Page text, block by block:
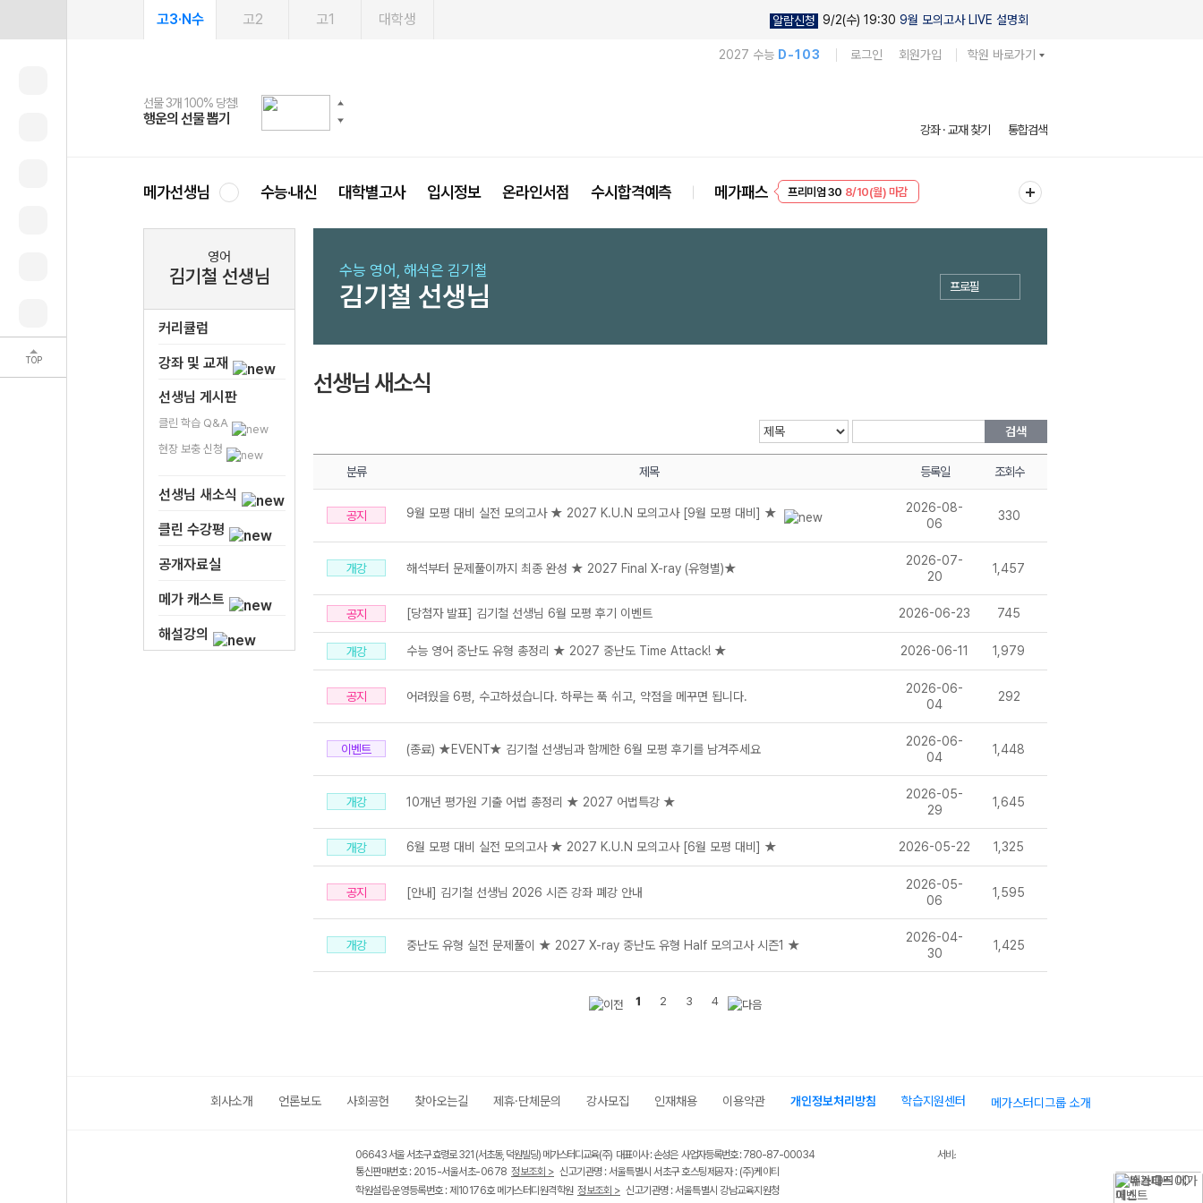
TOP
고3·N수 고2 고1 대학생 알람신청 9/2(수) 19:30 9월 모의고사 LIVE 설명회
2027 수능 D-103 로그인 회원가입 학원 바로가기
선물 3개 100% 당첨!
행운의 선물 뽑기
선물 100% 증정!
메가스터디 X 올리브
여름방학 스터디 캐시백
메가런 썸머스쿨
2027 러셀 단과
강사 공개선발
스마트러닝앱
설문 EVENT
메가패스
3일 무료 체험권
메가패스 수강생 무료혜택!
메가클럽 멤버십
사회공헌 캠페인
희망이룸 메가나눔
강좌 · 교재 찾기 통합검색
메가선생님 수능·내신 대학별고사 입시정보 온라인서점 수시합격예측 메가패스
프리미엄 30 8/10(월) 마감
영어
김기철 선생님
커리큘럼
강좌 및 교재
선생님 게시판
클린 학습 Q&A
현장 보충 신청
선생님 새소식
클린 수강평
공개자료실
메가 캐스트
해설강의
수능 영어, 해석은 김기철
김기철 선생님 프로필
선생님 새소식
검색
분류 제목 등록일 조회수
공지 9월 모평 대비 실전 모의고사 ★ 2027 K.U.N 모의고사 [9월 모평 대비] ★
2026-08-
06
330
개강 해석부터 문제풀이까지 최종 완성 ★ 2027 Final X-ray (유형별)★
2026-07-
20
1,457
공지 [당첨자 발표] 김기철 선생님 6월 모평 후기 이벤트 2026-06-23 745
개강 수능 영어 중난도 유형 총정리 ★ 2027 중난도 Time Attack! ★ 2026-06-11 1,979
공지 어려웠을 6평, 수고하셨습니다. 하루는 푹 쉬고, 약점을 메꾸면 됩니다.
2026-06-
04
292
이벤트 (종료) ★EVENT★ 김기철 선생님과 함께한 6월 모평 후기를 남겨주세요
2026-06-
04
1,448
개강 10개년 평가원 기출 어법 총정리 ★ 2027 어법특강 ★
2026-05-
29
1,645
개강 6월 모평 대비 실전 모의고사 ★ 2027 K.U.N 모의고사 [6월 모평 대비] ★ 2026-05-22 1,325
공지 [안내] 김기철 선생님 2026 시즌 강좌 폐강 안내
2026-05-
06
1,595
개강 중난도 유형 실전 문제풀이 ★ 2027 X-ray 중난도 유형 Half 모의고사 시즌1 ★
2026-04-
30
1,425
1 2 3 4
회사소개 언론보도 사회공헌 찾아오는길 제휴·단체문의 강사모집 인재채용 이용약관 개인정보처리방침 학습지원센터 메가스터디그룹 소개
06643 서울 서초구 효령로 321 (서초동, 덕원빌딩) 메가스터디교육(주) 대표이사 : 손성은 사업자등록번호 : 780-87-00034
통신판매번호 : 2015-서울서초-0678 정보조회 > 신고기관명 : 서울특별시 서초구 호스팅제공자 : (주)케이티
학원설립·운영등록번호 : 제10176호 메가스터디원격학원 정보조회 > 신고기관명 : 서울특별시 강남교육지원청
서비스 가입사실 확인